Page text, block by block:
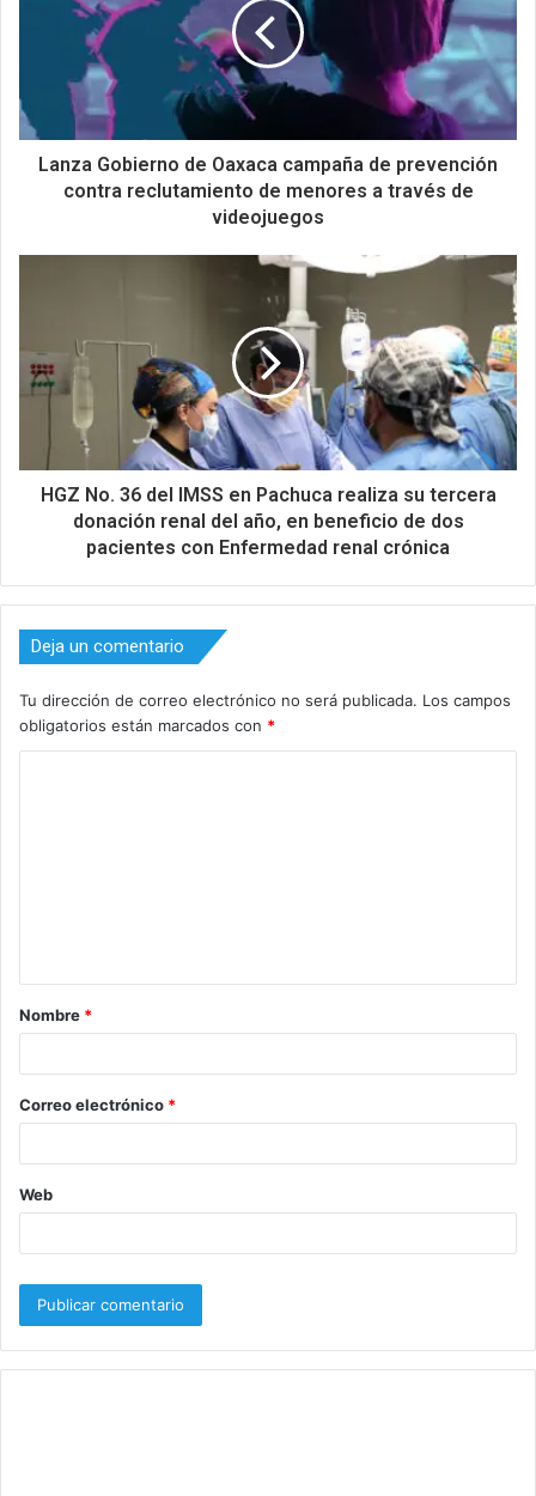
Lanza Gobierno de Oaxaca campaña de prevención
contra reclutamiento de menores a través de
videojuegos
HGZ No. 36 del IMSS en Pachuca realiza su tercera
donación renal del año, en beneficio de dos
pacientes con Enfermedad renal crónica
Deja un comentario
Tu dirección de correo electrónico no será publicada. Los campos
obligatorios están marcados con *
a
r
*
Nombre *
Correo electrónico *
Web